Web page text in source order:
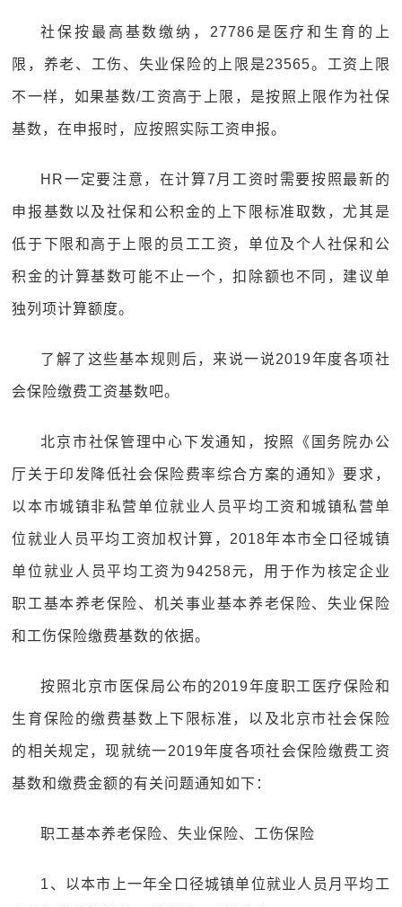
社保按最高基数缴纳，27786是医疗和生育的上
限，养老、工伤、失业保险的上限是23565。工资上限
不一样，如果基数/工资高于上限，是按照上限作为社保
基数，在申报时，应按照实际工资申报。
HR一定要注意，在计算7月工资时需要按照最新的
申报基数以及社保和公积金的上下限标准取数，尤其是
低于下限和高于上限的员工工资，单位及个人社保和公
积金的计算基数可能不止一个，扣除额也不同，建议单
独列项计算额度。
了解了这些基本规则后，来说一说2019年度各项社
会保险缴费工资基数吧。
北京市社保管理中心下发通知，按照《国务院办公
厅关于印发降低社会保险费率综合方案的通知》要求，
以本市城镇非私营单位就业人员平均工资和城镇私营单
位就业人员平均工资加权计算，2018年本市全口径城镇
单位就业人员平均工资为94258元，用于作为核定企业
职工基本养老保险、机关事业基本养老保险、失业保险
和工伤保险缴费基数的依据。
按照北京市医保局公布的2019年度职工医疗保险和
生育保险的缴费基数上下限标准，以及北京市社会保险
的相关规定，现就统一2019年度各项社会保险缴费工资
基数和缴费金额的有关问题通知如下：
职工基本养老保险、失业保险、工伤保险
1、以本市上一年全口径城镇单位就业人员月平均工